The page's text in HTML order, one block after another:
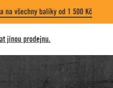
na všechny balíky od 1 500 Kč
jinou prodejnu.